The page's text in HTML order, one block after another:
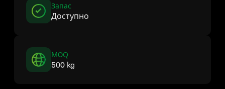
Запас
Доступно
MOQ
500 kg